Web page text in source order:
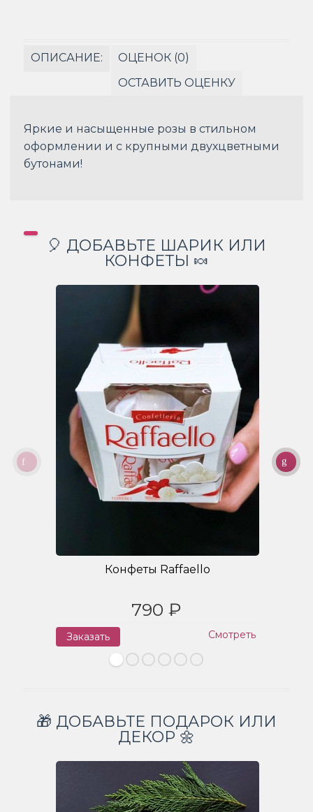
ОПИСАНИЕ:
ОЦЕНОК (0)
ОСТАВИТЬ ОЦЕНКУ
Яркие и насыщенные розы в стильном
оформлении и с крупными двухцветными
бутонами!
🎈 ДОБАВЬТЕ ШАРИК ИЛИ
КОНФЕТЫ 🍬
Конфеты Raffaello
790 ₽
Заказать Смотреть
🎁 ДОБАВЬТЕ ПОДАРОК ИЛИ
ДЕКОР 🌼